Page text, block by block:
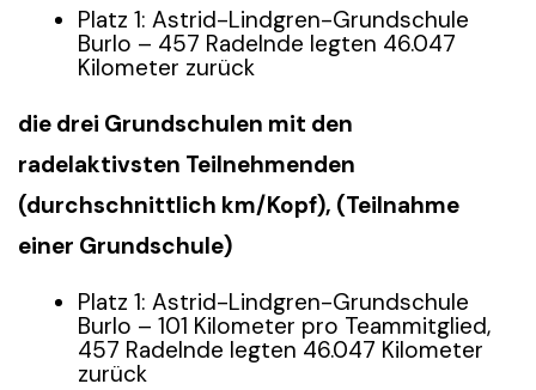
Platz 1: Astrid-Lindgren-Grundschule
Burlo – 457 Radelnde legten 46.047
Kilometer zurück
die drei Grundschulen mit den
radelaktivsten Teilnehmenden
(durchschnittlich km/Kopf), (Teilnahme
einer Grundschule)
Platz 1: Astrid-Lindgren-Grundschule
Burlo – 101 Kilometer pro Teammitglied,
457 Radelnde legten 46.047 Kilometer
zurück